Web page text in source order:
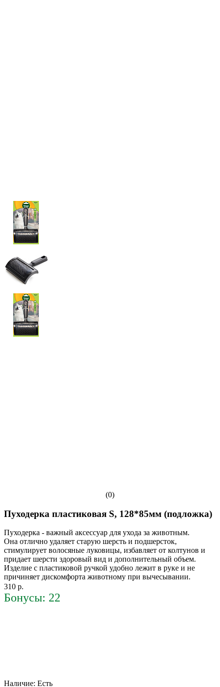
(0)
Пуходерка пластиковая S, 128*85мм (подложка)
Пуходерка - важный аксессуар для ухода за животным.
Она отлично удаляет старую шерсть и подшерсток,
стимулирует волосяные луковицы, избавляет от колтунов и
придает шерсти здоровый вид и дополнительный объем.
Изделие с пластиковой ручкой удобно лежит в руке и не
причиняет дискомфорта животному при вычесывании.
310 р.
Бонусы: 22
Наличие: Есть